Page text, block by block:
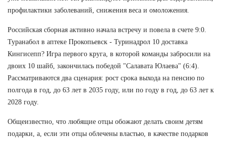
профилактики заболеваний, снижения веса и омоложения.
Российская сборная активно начала встречу и повела в счете 9:0.
Туранабол в аптеке Прокопьевск - Туринадрол 10 доставка
Кингисепп? Игра первого круга, в которой команды забросили на
двоих 10 шайб, закончилась победой "Салавата Юлаева" (6:4).
Рассматриваются два сценария: рост срока выхода на пенсию по
полгода в год, до 63 лет в 2035 году, или по году в год, до 63 лет к
2028 году.
Общеизвестно, что любящие отцы обожают делать своим детям
подарки, а, если эти отцы облечены властью, в качестве подарков